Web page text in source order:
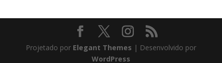
Projetado por Elegant Themes | Desenvolvido por
WordPress